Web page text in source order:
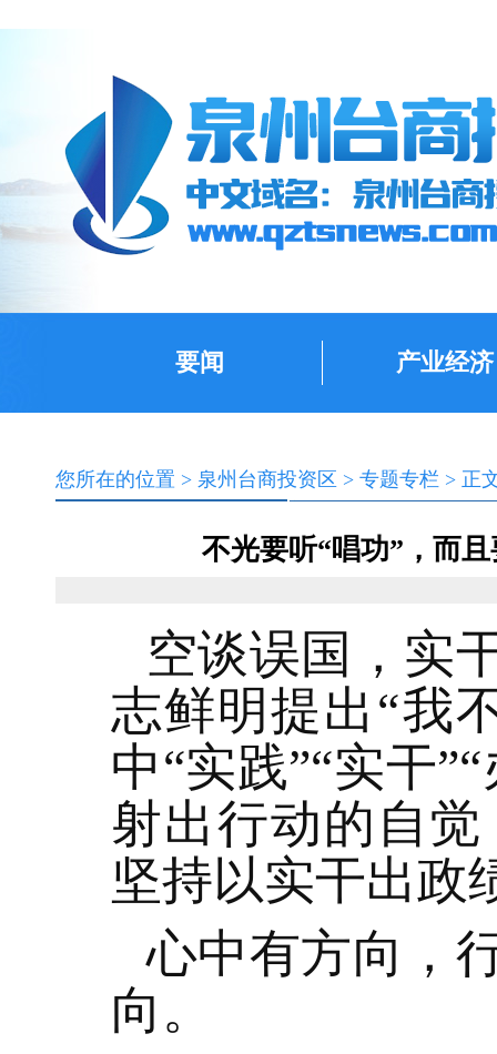
要闻 产业经济
您所在的位置 > 泉州台商投资区 > 专题专栏 > 正
不光要听“唱功”，而
空谈误国，实
志鲜明提出“我
中“实践”“实干
射出行动的自
坚持以实干出政
心中有方向，
向。